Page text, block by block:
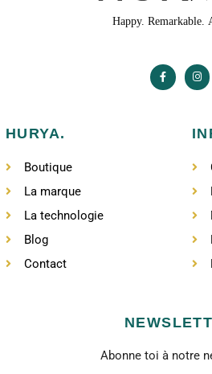
HURYA.
Boutique
La marque
La technologie
Blog
Contact
Abonne toi à notre